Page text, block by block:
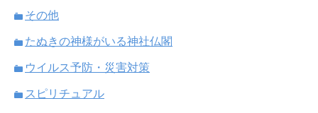
その他
たぬきの神様がいる神社仏閣
ウイルス予防・災害対策
スピリチュアル